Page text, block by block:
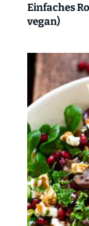
Einfaches
vegan)